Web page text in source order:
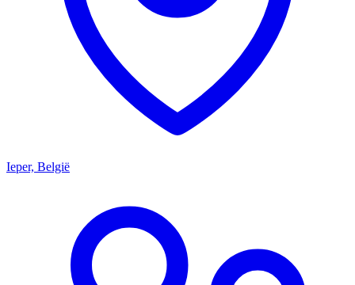
Ieper, België